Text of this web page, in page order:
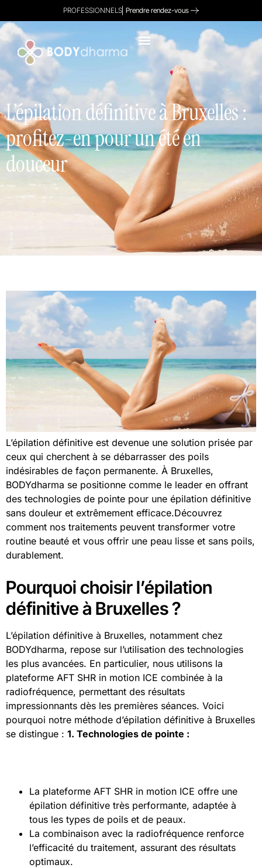
PROFESSIONNELS Prendre rendez-vous
L’épilation définitive à Bruxelles :
profitez-en pour un été en
douceur
L’épilation définitive est devenue une solution prisée par
ceux qui cherchent à se débarrasser des poils
indésirables de façon permanente. À Bruxelles,
BODYdharma se positionne comme le leader en offrant
des technologies de pointe pour une épilation définitive
sans douleur et extrêmement efficace.Découvrez
comment nos traitements peuvent transformer votre
routine beauté et vous offrir une peau lisse et sans poils,
durablement.
Pourquoi choisir l’épilation
définitive à Bruxelles ?
L’épilation définitive à Bruxelles, notamment chez
BODYdharma, repose sur l’utilisation des technologies
les plus avancées. En particulier, nous utilisons la
plateforme AFT SHR in motion ICE combinée à la
radiofréquence, permettant des résultats
impressionnants dès les premières séances. Voici
pourquoi notre méthode d’épilation définitive à Bruxelles
se distingue : 1. Technologies de pointe :
La plateforme AFT SHR in motion ICE offre une
épilation définitive très performante, adaptée à
tous les types de poils et de peaux.
La combinaison avec la radiofréquence renforce
l’efficacité du traitement, assurant des résultats
optimaux.